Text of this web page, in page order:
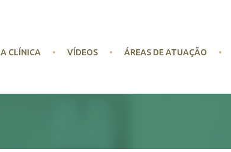
A CLÍNICA VÍDEOS ÁREAS DE ATUAÇÃO